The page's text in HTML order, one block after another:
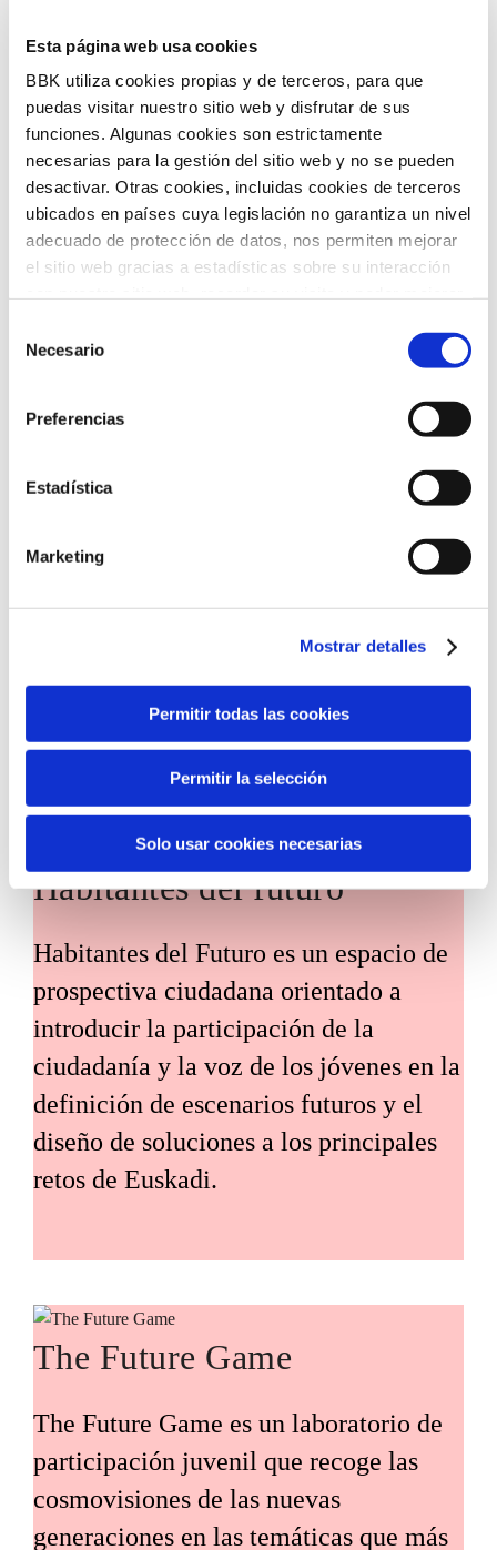
Esta página web usa cookies
BBK utiliza cookies propias y de terceros, para que
puedas visitar nuestro sitio web y disfrutar de sus
funciones. Algunas cookies son estrictamente
necesarias para la gestión del sitio web y no se pueden
desactivar. Otras cookies, incluidas cookies de terceros
ubicados en países cuya legislación no garantiza un nivel
adecuado de protección de datos, nos permiten mejorar
el sitio web gracias a estadísticas sobre su interacción
el uso que haga del sitio web con nuestros partners de
información que les haya proporcionado o que hayan
recopilado a partir del uso que haya hecho de sus
preferencias.
Necesario
Preferencias
Estadística
Marketing
Mostrar detalles
Permitir todas las cookies
Permitir la selección
Solo usar cookies necesarias
Bizkaia el conocimiento y las
tendencias globales más relevantes, de
la mano de expertos y voces
internacionales de referencia. Su
propósito es traducir estos análisis en
claves útiles para el desarrollo social,
económico y tecnológico del territorio.
la incorporación de tecnologías
sector, con el objetivo de acelerar la
Habitantes del futuro
Habitantes del Futuro es un espacio de
prospectiva ciudadana orientado a
introducir la participación de la
ciudadanía y la voz de los jóvenes en la
definición de escenarios futuros y el
diseño de soluciones a los principales
retos de Euskadi.
The Future Game
The Future Game es un laboratorio de
participación juvenil que recoge las
cosmovisiones de las nuevas
generaciones en las temáticas que más